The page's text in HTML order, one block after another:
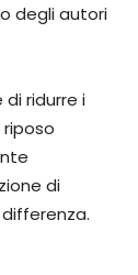
degli autori
di ridurre i
di